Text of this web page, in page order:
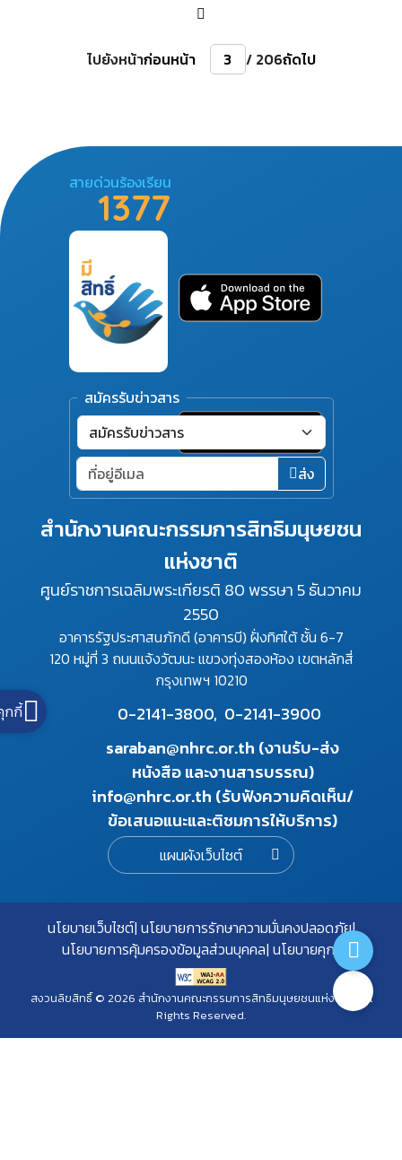
ไปยังหน้าก่อนหน้า / 206ถัดไป
สำนักงานคณะกรรมการสิทธิมนุษยชน
แห่งชาติ
ศูนย์ราชการเฉลิมพระเกียรติ 80 พรรษา 5 ธันวาคม
2550
อาคารรัฐประศาสนภักดี (อาคารบี) ฝั่งทิศใต้ ชั้น 6-7
120 หมู่ที่ 3 ถนนแจ้งวัฒนะ แขวงทุ่งสองห้อง เขตหลักสี่
กรุงเทพฯ 10210
0-2141-3800, 0-2141-3900
saraban@nhrc.or.th (งานรับ-ส่ง
หนังสือ และงานสารบรรณ)
info@nhrc.or.th (รับฟังความคิดเห็น/
ข้อเสนอแนะและติชมการให้บริการ)
แผนผังเว็บไซต์
สายด่วนร้องเรียน
1377
สมัครรับข่าวสาร
ส่ง
นโยบายเว็บไซต์ นโยบายการรักษาความมั่นคงปลอดภัย
นโยบายการคุ้มครองข้อมูลส่วนบุคคล นโยบายคุกกี้
สงวนลิขสิทธิ์ © 2026 สำนักงานคณะกรรมการสิทธิมนุษยชนแห่งชาติ. All
Rights Reserved.
กกี้